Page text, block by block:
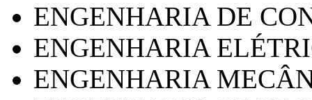
ENGENHARIA DE
ENGENHARIA
ENGENHARIA